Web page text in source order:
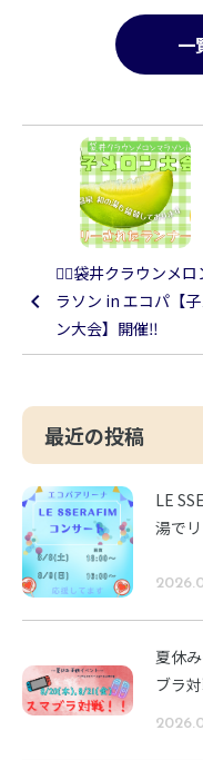
🏃‍♀️袋井クラウンメロ
ラソン in エコパ【
ン大会】開催‼️
最近の投稿
LE
湯で
夏休
ブラ